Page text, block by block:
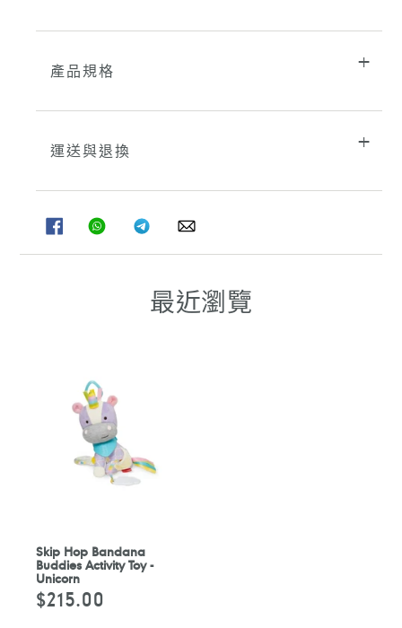
產品規格
運送與退換
FACEBOOK
分
享
WHATSAPPTELEGRAM
分
享
WHATSAPP
最近瀏覽
Skip Hop Bandana
Buddies Activity Toy -
Unicorn
定
價
$215.00